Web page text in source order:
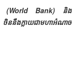
ោក (World Bank) និង
ននឹងក្លាយជាមហាអំណាច​